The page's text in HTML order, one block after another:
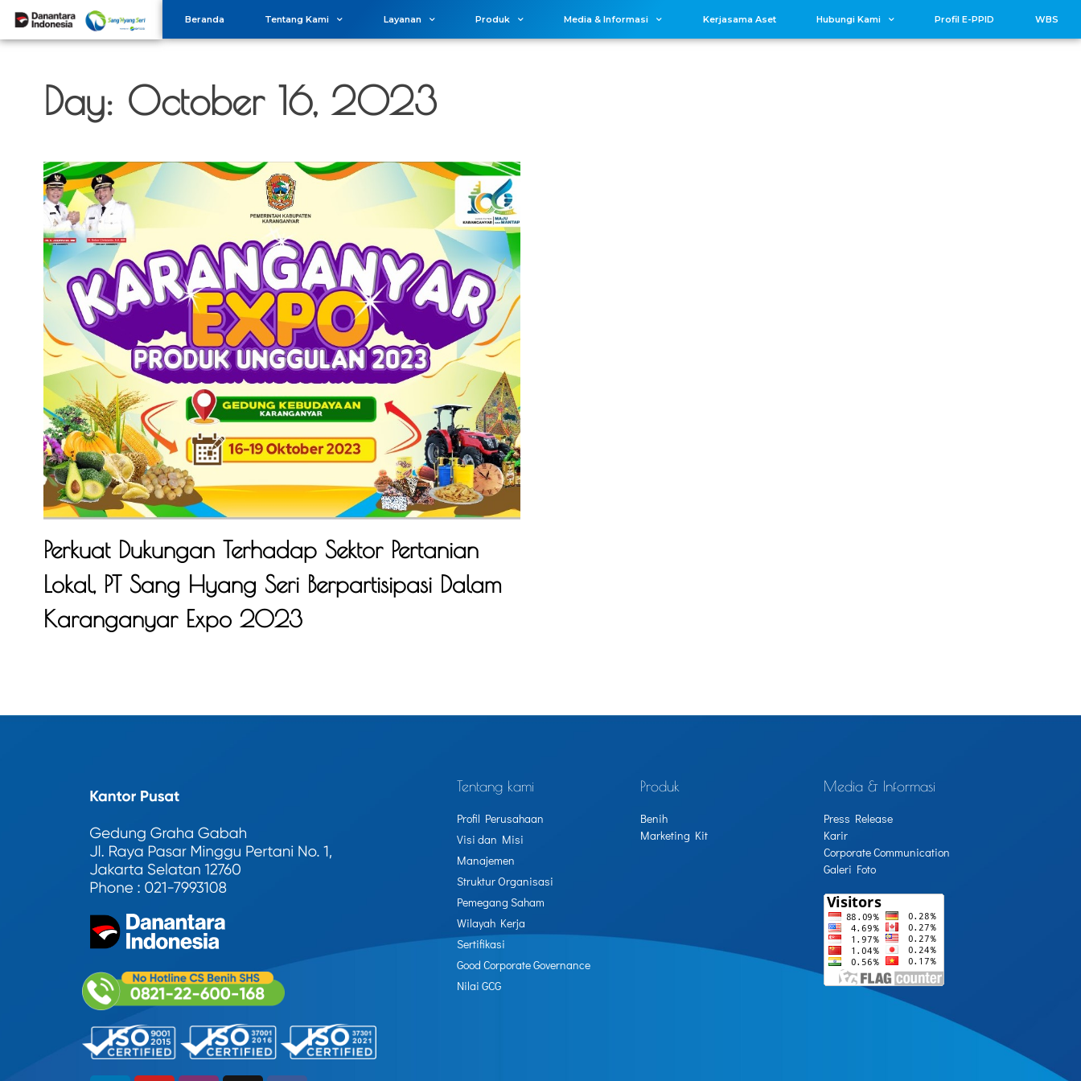
Beranda Tentang Kami Layanan Produk Media & Informasi Kerjasama Aset Hubungi Kami Profil E-PPID WBS
Day: October 16, 2023
Perkuat Dukungan Terhadap Sektor Pertanian
Lokal, PT Sang Hyang Seri Berpartisipasi Dalam
Karanganyar Expo 2023
Tentang kami
Profil Perusahaan
Visi dan Misi
Manajemen
Struktur Organisasi
Pemegang Saham
Wilayah Kerja
Sertifikasi
Good Corporate Governance
Nilai GCG
Produk
Benih
Marketing Kit
Media & Informasi
Press Release
Karir
Corporate Communication
Galeri Foto